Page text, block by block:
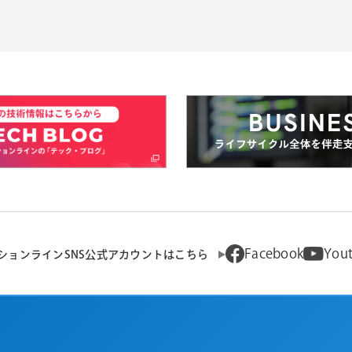
ョンラインSNS公式アカウントはこちら Facebook